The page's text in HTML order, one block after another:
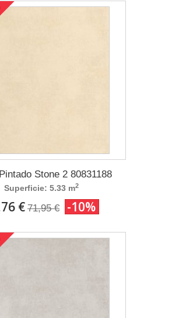
Stone 2 80831188
Superficie: 5.33 m2
€ 71,95 € -10%